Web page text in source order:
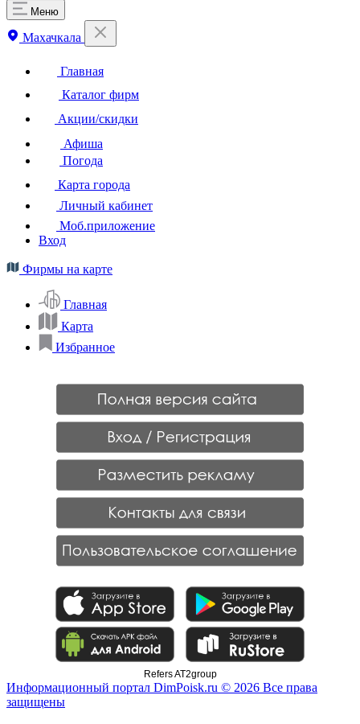
Меню
Махачкала
Главная
Каталог фирм
Акции/скидки
Афиша
Погода
Карта города
Личный кабинет
Моб.приложение
Вход
Фирмы на карте
Главная
Карта
Избранное
Refers AT2group
Информационный портал DimPoisk.ru © 2026 Все права
защищены